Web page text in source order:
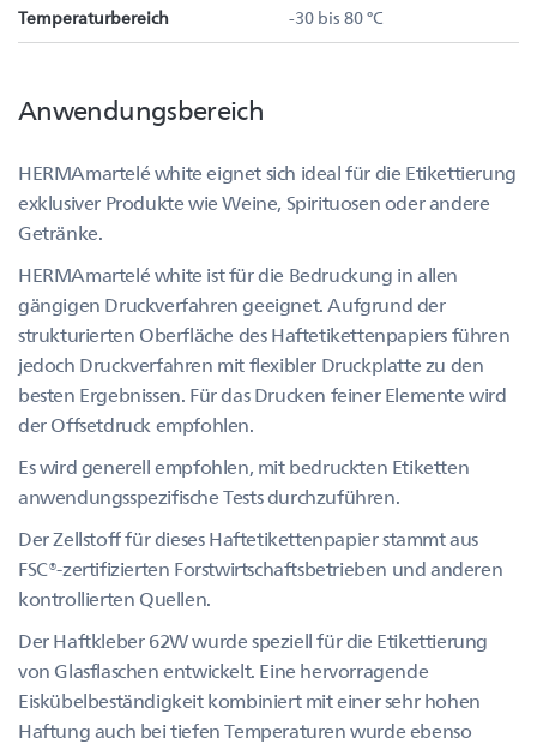
Temperaturbereich -30 bis 80 °C
Anwendungsbereich
HERMAmartelé white eignet sich ideal für die Etikettierung
exklusiver Produkte wie Weine, Spirituosen oder andere
Getränke.
HERMAmartelé white ist für die Bedruckung in allen
gängigen Druckverfahren geeignet. Aufgrund der
strukturierten Oberfläche des Haftetikettenpapiers führen
jedoch Druckverfahren mit flexibler Druckplatte zu den
besten Ergebnissen. Für das Drucken feiner Elemente wird
der Offsetdruck empfohlen.
Es wird generell empfohlen, mit bedruckten Etiketten
anwendungsspezifische Tests durchzuführen.
Der Zellstoff für dieses Haftetikettenpapier stammt aus
FSC®-zertifizierten Forstwirtschaftsbetrieben und anderen
kontrollierten Quellen.
Der Haftkleber 62W wurde speziell für die Etikettierung
von Glasflaschen entwickelt. Eine hervorragende
Eiskübelbeständigkeit kombiniert mit einer sehr hohen
Haftung auch bei tiefen Temperaturen wurde ebenso